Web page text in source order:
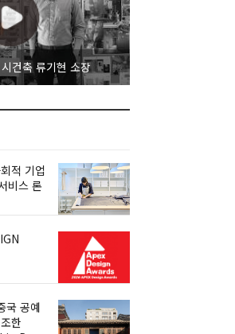
건축 류기현 소장
적 기업
비스 론
국 공예
한